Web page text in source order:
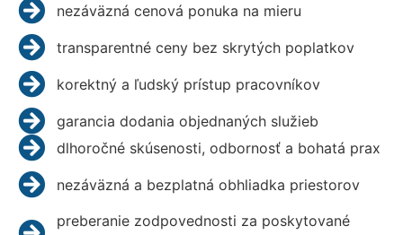
nezáväzná cenová ponuka na mieru
transparentné ceny bez skrytých poplatkov
korektný a ľudský prístup pracovníkov
garancia dodania objednaných služieb
dlhoročné skúsenosti, odbornosť a bohatá prax
nezáväzná a bezplatná obhliadka priestorov
preberanie zodpovednosti za poskytované